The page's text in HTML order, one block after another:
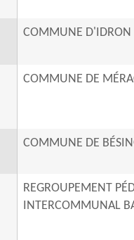
COMMUNE D'IDRON
COMMUNE DE
COMMUNE DE
REGROUPEMENT
INTERCOMMUNAL